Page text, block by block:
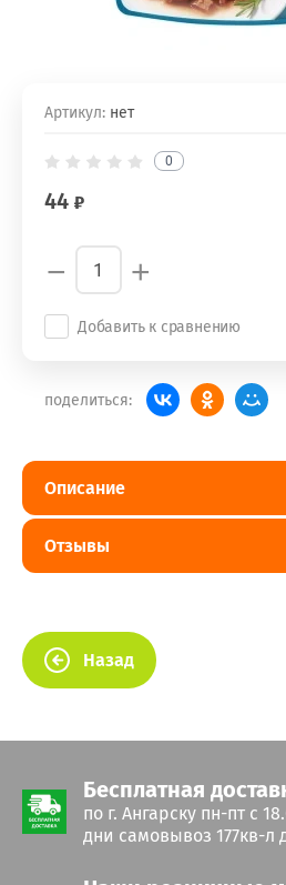
Артикул: нет
44
0
− +
Добавить к сравнению
поделиться:
Описание
Отзывы
Назад
Бесплатная
по г. Ангарску пн-пт с
дни самовывоз 177кв-л